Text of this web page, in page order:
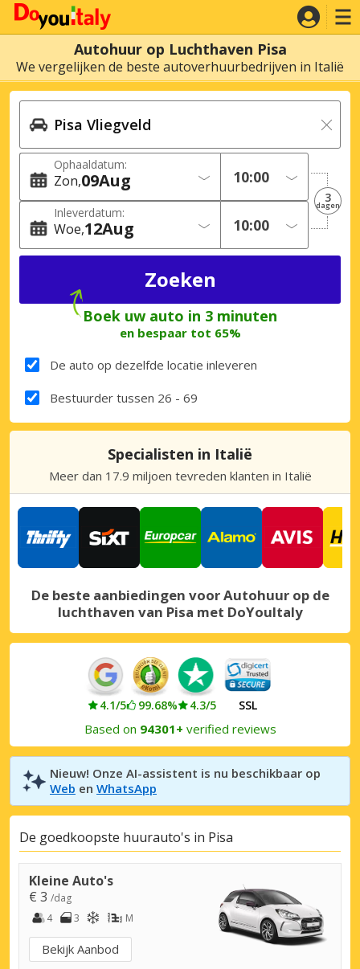
Autohuur op Luchthaven Pisa
We vergelijken de beste autoverhuurbedrijven in Italië
Ophaaldatum:
Zon 09Aug
Inleverdatum:
Woe 12Aug
3
dagen
Boek uw auto in 3 minuten
en bespaar tot 65%
De auto op dezelfde locatie inleveren
Bestuurder tussen 26 - 69
Specialisten in Italië
Meer dan 17.9 miljoen tevreden klanten in Italië
De beste aanbiedingen voor Autohuur op de
luchthaven van Pisa met DoYouItaly
4.1/5 99.68% 4.3/5 SSL
Based on 94301+ verified reviews
Nieuw! Onze AI-assistent is nu beschikbaar op
Web en WhatsApp
De goedkoopste huurauto's in Pisa
Kleine Auto's
€ 3 /dag
4
3 M
Bekijk Aanbod